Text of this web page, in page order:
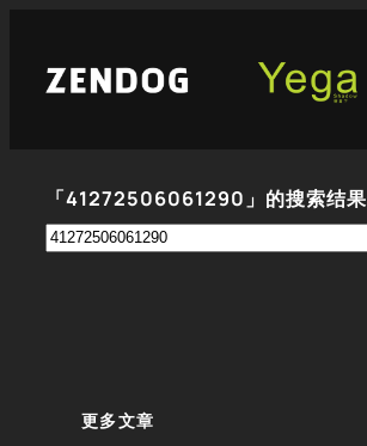
「41272506061290」的搜索结果
搜
更多文章